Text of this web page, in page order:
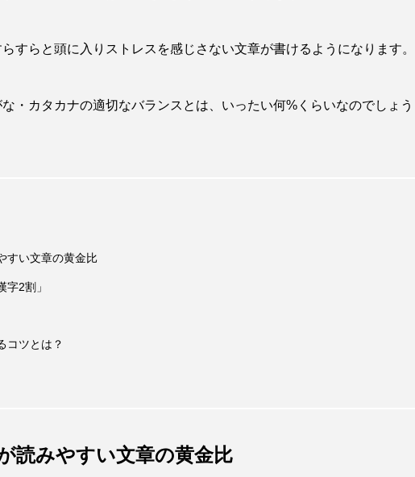
すらと頭に入りストレスを感じさない文章が書けるようになります。
・カタカナの適切なバランスとは、いったい何%くらいなのでしょう
すい文章の黄金比
2割」
コツとは？
読みやすい文章の黄金比